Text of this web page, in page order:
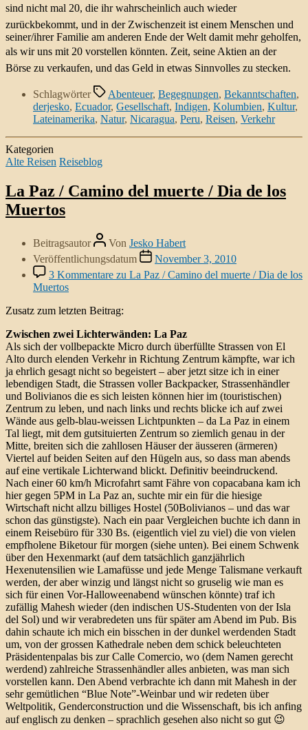
sind nicht mal 20, die ihr wahrscheinlich auch wieder
zurückbekommt, und in der Zwischenzeit ist einem Menschen und
seiner/ihrer Familie am anderen Ende der Welt damit mehr geholfen,
als wir uns mit 20 vorstellen könnten. Zeit, seine Aktien an der
Börse zu verkaufen, und das Geld in etwas Sinnvolles zu stecken.
Schlagwörter Abenteuer, Begegnungen, Bekanntschaften,
derjesko, Ecuador, Gesellschaft, Indigen, Kolumbien, Kultur,
Lateinamerika, Natur, Nicaragua, Peru, Reisen, Verkehr
Kategorien
Alte Reisen Reiseblog
La Paz / Camino del muerte / Dia de los
Muertos
Beitragsautor Von Jesko Habert
Veröffentlichungsdatum
November 3, 2010
3 Kommentare zu La Paz / Camino del muerte / Dia de los
Muertos
Zusatz zum letzten Beitrag:
Zwischen zwei Lichterwänden: La Paz
Als sich der vollbepackte Micro durch überfüllte Strassen von El
Alto durch elenden Verkehr in Richtung Zentrum kämpfte, war ich
ja ehrlich gesagt nicht so begeistert – aber jetzt sitze ich in einer
lebendigen Stadt, die Strassen voller Backpacker, Strassenhändler
und Bolivianos die es sich leisten können hier im (touristischen)
Zentrum zu leben, und nach links und rechts blicke ich auf zwei
Wände aus gelb-blau-weissen Lichtpunkten – da La Paz in einem
Tal liegt, mit dem gutsituierten Zentrum so ziemlich genau in der
Mitte, breiten sich die zahllosen Häuser der äusseren (ärmeren)
Viertel auf beiden Seiten auf den Hügeln aus, so dass man abends
auf eine vertikale Lichterwand blickt. Definitiv beeindruckend.
Nach einer 60 km/h Microfahrt samt Fähre von copacabana kam ich
hier gegen 5PM in La Paz an, suchte mir ein für die hiesige
Wirtschaft nicht allzu billiges Hostel (50Bolivianos – und das war
schon das günstigste). Nach ein paar Vergleichen buchte ich dann in
einem Reisebüro für 330 Bs. (eigentlich viel zu viel) die von vielen
empfholene Biketour für morgen (siehe unten). Bei einem Schwenk
über den Hexenmarkt (auf dem tatsächlich ganzjährlich
Hexenutensilien wie Lamafüsse und jede Menge Talismane verkauft
werden, der aber winzig und längst nicht so gruselig wie man es
sich für einen Vor-Halloweenabend wünschen könnte) traf ich
zufällig Mahesh wieder (den indischen US-Studenten von der Isla
del Sol) und wir verabredeten uns für später am Abend im Pub. Bis
dahin schaute ich mich ein bisschen in der dunkel werdenden Stadt
um, von der grossen Kathedrale neben dem schick beleuchteten
Präsidentenpalas bis zur Calle Comercio, wo (dem Namen gerecht
werdend) zahlreiche Strassenhändler alles anbieten, was man sich
vorstellen kann. Den Abend verbrachte ich dann mit Mahesh in der
sehr gemütlichen “Blue Note”-Weinbar und wir redeten über
Weltpolitik, Genderconstruction und die Wissenschaft, bis ich anfing
auf englisch zu denken – sprachlich gesehen also nicht so gut 😉